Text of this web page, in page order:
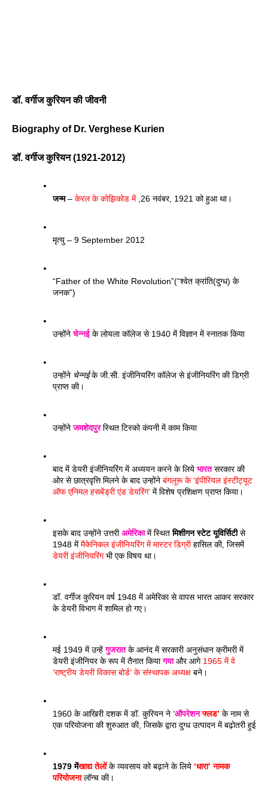
डॉ. वर्गीज कुरियन की जीवनी
Biography of Dr. Verghese Kurien
डॉ. वर्गीज कुरियन (1921-2012)
जन्म – केरल के कोझिकोड में ,26 नवंबर, 1921 को हुआ था।
मृत्यु – 9 September 2012
“Father of the White Revolution”(“श्वेत क्रांति(दुग्ध) के
जनक”)
उन्होंने चेन्नई के लोयला कॉलेज से 1940 में विज्ञान में स्नातक किया
उन्होंने चेन्नई के जी.सी. इंजीनियरिंग कॉलेज से इंजीनियरिंग की डिग्री
प्राप्त की।
उन्होंने जमशेदपुर स्थित टिस्को कंपनी में काम किया
बाद में डेयरी इंजीनियरिंग में अध्ययन करने के लिये भारत सरकार की
ओर से छात्रवृत्ति मिलने के बाद उन्होंने बंगलूरू के ‘इंपीरियल इंस्टीट्यूट
ऑफ एनिमल हसबेंड्री एंड डेयरिंग’ में विशेष प्रशिक्षण प्राप्त किया।
इसके बाद उन्होंने उत्तरी अमेरिका में स्थित मिशीगन स्टेट यूविर्सिटी से
1948 में मैकेनिकल इंजीनियरिंग में मास्टर डिग्री
हासिल की, जिसमें
डेयरी इंजीनियरिंग भी एक विषय था।
डॉ. वर्गीज कुरियन वर्ष 1948 में अमेरिका से वापस भारत आकर सरकार
के डेयरी विभाग में शामिल हो गए।
मई 1949 में उन्हें गुजरात के आनंद में सरकारी अनुसंधान क्रीमरी में
डेयरी इंजीनियर के रूप में तैनात किया गया और आगे 1965 में वे
‘राष्ट्रीय डेयरी विकास बोर्ड’ के संस्थापक अध्यक्ष बने।
1960 के आखिरी दशक में डॉ. कुरियन ने ‘ऑपरेशन फ्लड’ के नाम से
एक परियोजना की शुरुआत की, जिसके द्वारा दुग्ध उत्पादन में बढ़ोतरी हुई
1979 मेंखाद्य तेलों के व्यवसाय को बढ़ाने के लिये ‘धारा’ नामक
परियोजना लॉन्च की।